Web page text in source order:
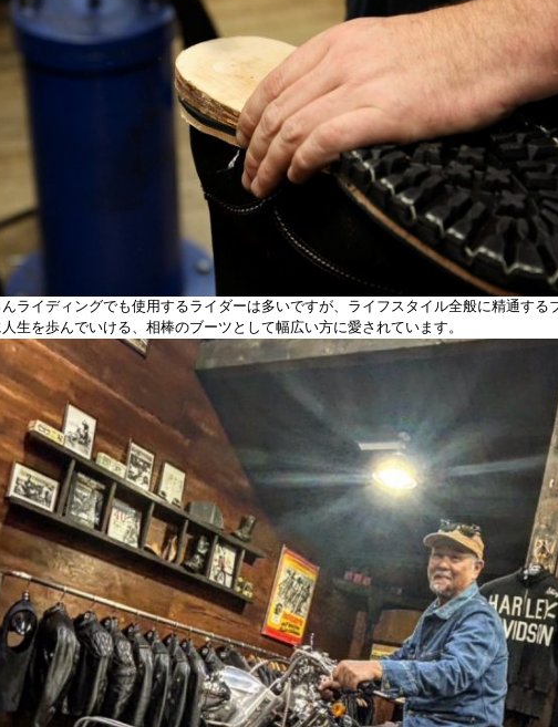
んライディングでも使用するライダーは多いですが、ライフスタイル全般に精通する
生を歩んでいける、相棒のブーツとして幅広い方に愛されています。